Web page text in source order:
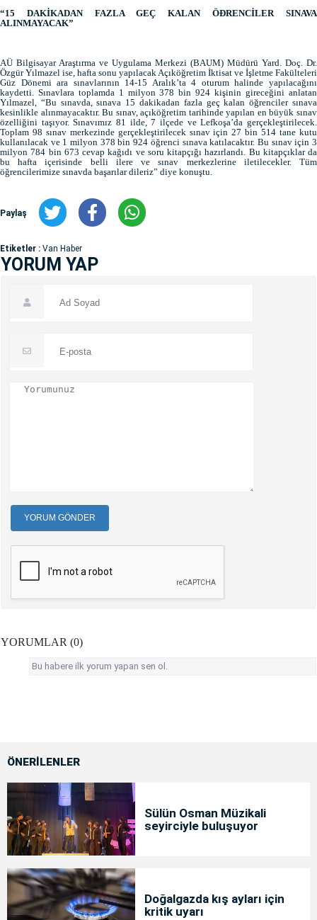
“15 DAKİKADAN FAZLA GEÇ KALAN ÖÐRENCİLER SINAVA
ALINMAYACAK”
AÜ Bilgisayar Araştırma ve Uygulama Merkezi (BAUM) Müdürü Yard. Doç. Dr.
Özgür Yılmazel ise, hafta sonu yapılacak Açıköğretim İktisat ve İşletme Fakülteleri
Güz Dönemi ara sınavlarının 14-15 Aralık’ta 4 oturum halinde yapılacağını
kaydetti. Sınavlara toplamda 1 milyon 378 bin 924 kişinin gireceğini anlatan
Yılmazel, “Bu sınavda, sınava 15 dakikadan fazla geç kalan öğrenciler sınava
kesinlikle alınmayacaktır. Bu sınav, açıköğretim tarihinde yapılan en büyük sınav
özelliğini taşıyor. Sınavımız 81 ilde, 7 ilçede ve Lefkoşa’da gerçekleştirilecek.
Toplam 98 sınav merkezinde gerçekleştirilecek sınav için 27 bin 514 tane kutu
kullanılacak ve 1 milyon 378 bin 924 öğrenci sınava katılacaktır. Bu sınav için 3
milyon 784 bin 673 cevap kağıdı ve soru kitapçığı hazırlandı. Bu kitapçıklar da
bu hafta içerisinde belli ilere ve sınav merkezlerine iletilecekler. Tüm
öğrencilerimize sınavda başarılar dileriz” diye konuştu.
Paylaş
Etiketler : Van Haber
YORUM YAP
YORUM GÖNDER
YORUMLAR (0)
Bu habere ilk yorum yapan sen ol.
ÖNERİLENLER
Sülün Osman Müzikali
seyirciyle buluşuyor
Doğalgazda kış ayları için
kritik uyarı